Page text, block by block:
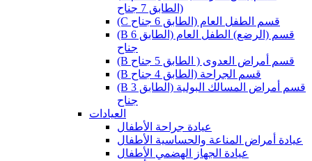
(الطابق 7 جناح
(C قسم الطفل العام (الطابق 6 جناح
(B قسم (الرضع) الطفل العام (الطابق 6
جناح
(B قسم أمراض العدوى ( الطابق 5 جناح
(B قسم الجراحة (الطابق 4 جناح
(B قسم أمراض المسالك البولية (الطابق 3
جناح
العيادات
عيادة جراحة الأطفال
عيادة أمراض المناعة والحساسية الأطفال
عيادة الجهاز الهضمي الأطفال